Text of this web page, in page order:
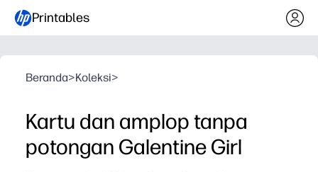
Printables
Beranda>Koleksi>
Kartu dan amplop tanpa
potongan Galentine Girl